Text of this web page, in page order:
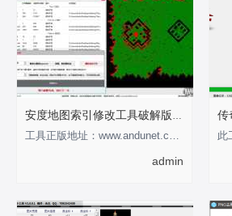
安度地图索引修改工具破解版-支持0-255
工具正版地址：www.andunet.com 制作不易，有经济基础的支持正版软件 以下为正版截
admin